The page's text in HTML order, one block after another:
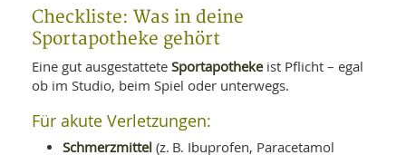
Checkliste: Was in deine
Sportapotheke gehört
Eine gut ausgestattete Sportapothekeist Pflicht – egal
ob im Studio, beim Spiel oder unterwegs.
Für akute Verletzungen:
Schmerzmittel(z. B. Ibuprofen, Paracetamol